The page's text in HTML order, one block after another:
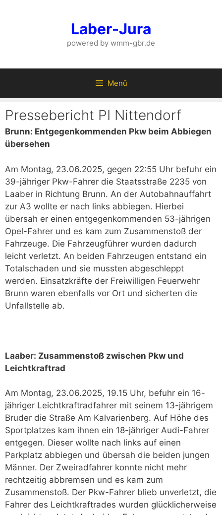
Laber-Jura
powered by wmm-gbr.de
Menü
Pressebericht PI Nittendorf
Brunn: Entgegenkommenden Pkw beim Abbiegen
übersehen
Am Montag, 23.06.2025, gegen 22:55 Uhr befuhr ein
39-jähriger Pkw-Fahrer die Staatsstraße 2235 von
Laaber in Richtung Brunn. An der Autobahnauffahrt
zur A3 wollte er nach links abbiegen. Hierbei
übersah er einen entgegenkommenden 53-jährigen
Opel-Fahrer und es kam zum Zusammenstoß der
Fahrzeuge. Die Fahrzeugführer wurden dadurch
leicht verletzt. An beiden Fahrzeugen entstand ein
Totalschaden und sie mussten abgeschleppt
werden. Einsatzkräfte der Freiwilligen Feuerwehr
Brunn waren ebenfalls vor Ort und sicherten die
Unfallstelle ab.
Laaber: Zusammenstoß zwischen Pkw und
Leichtkraftrad
Am Montag, 23.06.2025, 19.15 Uhr, befuhr ein 16-
jähriger Leichtkraftradfahrer mit seinem 13-jährigem
Bruder die Straße Am Kalvarienberg. Auf Höhe des
Sportplatzes kam ihnen ein 18-jähriger Audi-Fahrer
entgegen. Dieser wollte nach links auf einen
Parkplatz abbiegen und übersah die beiden jungen
Männer. Der Zweiradfahrer konnte nicht mehr
rechtzeitig abbremsen und es kam zum
Zusammenstoß. Der Pkw-Fahrer blieb unverletzt, die
Fahrer des Leichtkraftrades wurden glücklicherweise